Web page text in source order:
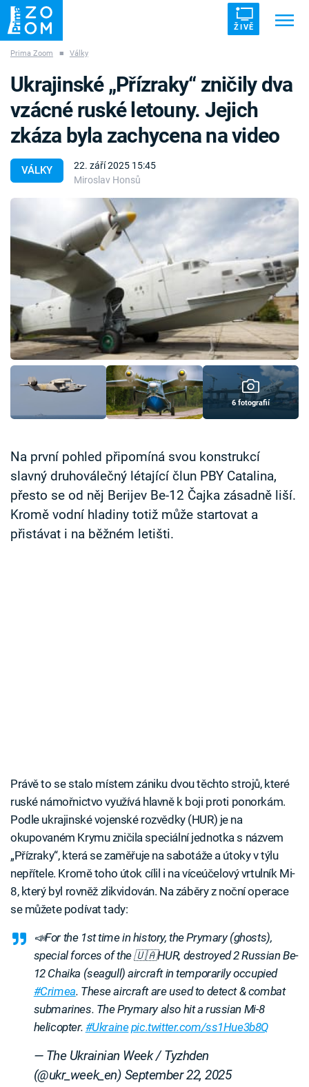
ŽIVĚ
ZÁHADY VETŘELCI DÁVNOVĚKU
Témata
Pořady
TV Program
Časopis
Sledujte prima+
Sledujte nás
Prima Zoom ■ Války
VÁLKY
22. září 2025 15:45
Miroslav Honsů
Ukrajinské „Přízraky“ zničily dva
vzácné ruské letouny. Jejich
zkáza byla zachycena na video
6 fotografií
Na první pohled připomíná svou konstrukcí
slavný druhoválečný létající člun PBY Catalina,
přesto se od něj Berijev Be-12 Čajka zásadně liší.
Kromě vodní hladiny totiž může startovat a
přistávat i na běžném letišti.
Právě to se stalo místem zániku dvou těchto strojů, které
ruské námořnictvo využívá hlavně k boji proti ponorkám.
Podle ukrajinské vojenské rozvědky (HUR) je na
okupovaném Krymu zničila speciální jednotka s názvem
„Přízraky“, která se zaměřuje na sabotáže a útoky v týlu
nepřítele. Kromě toho útok cílil i na víceúčelový vrtulník Mi-
8, který byl rovněž zlikvidován. Na záběry z noční operace
se můžete podívat tady:
📣For the 1st time in history, the Prymary (ghosts),
special forces of the 🇺🇦HUR, destroyed 2 Russian Be-
12 Chaika (seagull) aircraft in temporarily occupied
#Crimea. These aircraft are used to detect & combat
submarines. The Prymary also hit a russian Mi-8
helicopter. #Ukrainepic.twitter.com/ss1Hue3b8Q
— The Ukrainian Week / Tyzhden
(@ukr_week_en) September 22, 2025